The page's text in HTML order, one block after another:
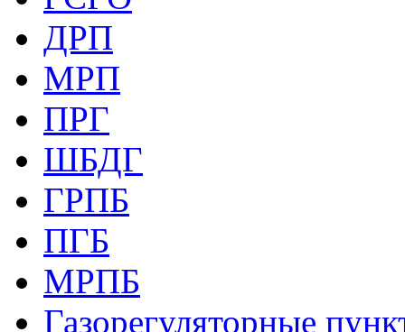
ДРП
МРП
ПРГ
ШБДГ
ГРПБ
ПГБ
МРПБ
Газорегуляторные